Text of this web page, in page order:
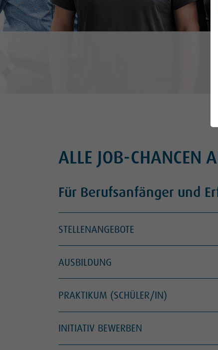
Ansprechpartner
Störung
ALLE JOB-CHANCEN
Für Berufsanfänger und
STELLENANGEBOTE
AUSBILDUNG
PRAKTIKUM (SCHÜLER/IN)
INITIATIV BEWERBEN